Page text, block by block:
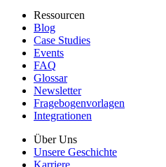
Ressourcen
Blog
Case Studies
Events
FAQ
Glossar
Newsletter
Fragebogenvorlagen
Integrationen
Über Uns
Unsere Geschichte
Karriere